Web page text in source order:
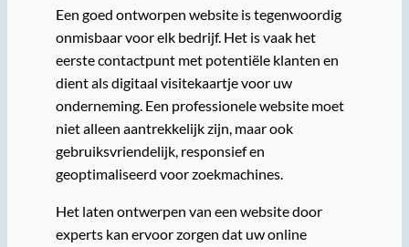
Een goed ontworpen website is tegenwoordig
onmisbaar voor elk bedrijf. Het is vaak het
eerste contactpunt met potentiële klanten en
dient als digitaal visitekaartje voor uw
onderneming. Een professionele website moet
niet alleen aantrekkelijk zijn, maar ook
gebruiksvriendelijk, responsief en
geoptimaliseerd voor zoekmachines.
Het laten ontwerpen van een website door
experts kan ervoor zorgen dat uw online